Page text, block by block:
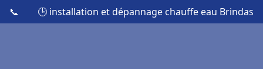
📞 🕒 installation et dépannage chauffe eau Brindas